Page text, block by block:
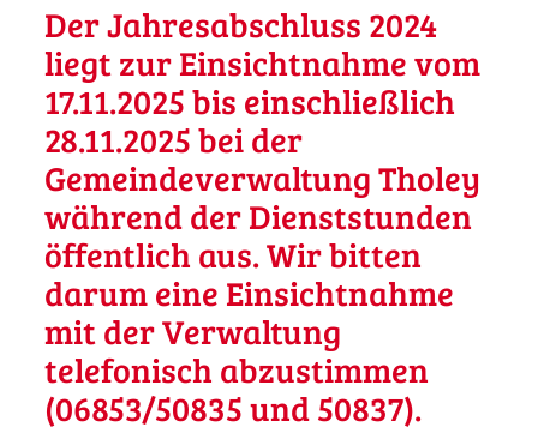
Der Jahresabschluss 2024
liegt zur Einsichtnahme vom
17.11.2025 bis einschließlich
28.11.2025 bei der
Gemeindeverwaltung Tholey
während der Dienststunden
öffentlich aus. Wir bitten
darum eine Einsichtnahme
mit der Verwaltung
telefonisch abzustimmen
(06853/50835 und 50837).